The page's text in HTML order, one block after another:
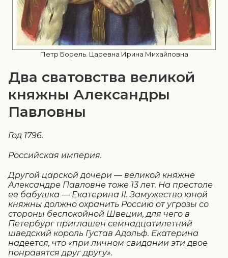
Петр Борель. Царевна Ирина Михайловна
Два сватовства великой
княжны Александры
Павловны
Год 1796.
Российская империя.
Другой царской дочери — великой княжне
Александре Павловне тоже 13 лет. На престоле
ее бабушка — Екатерина II. Замужество юной
княжны должно охранить Россию от угрозы со
стороны беспокойной Швеции, для чего в
Петербург приглашен семнадцатилетний
шведский король Густав Адольф. Екатерина
надеется, что «при личном свидании эти двое
понравятся друг другу».